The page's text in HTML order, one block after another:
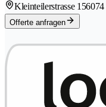
Kleinteilerstrasse 15
Offerte anfragen